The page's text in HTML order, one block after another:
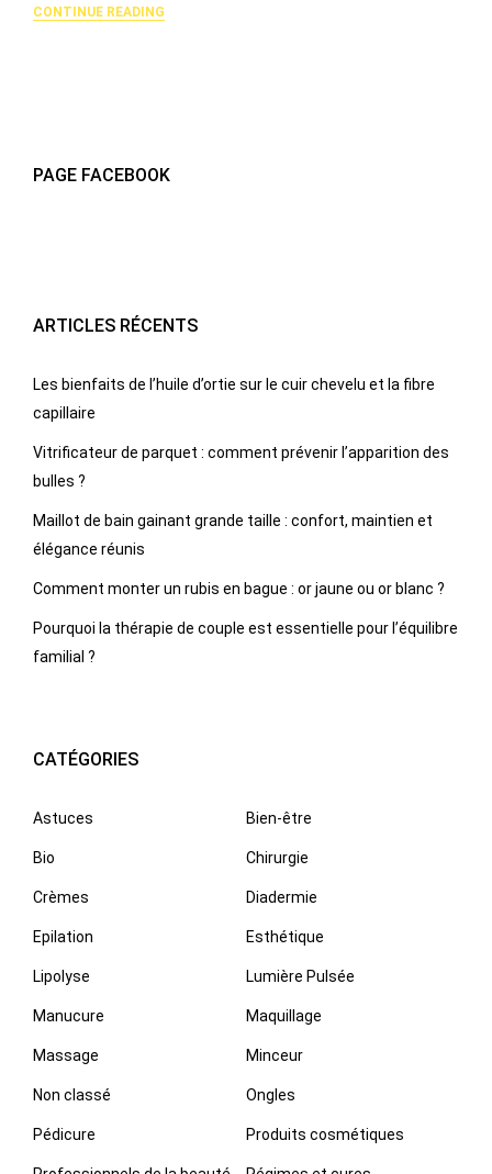
CONTINUE READING
PAGE FACEBOOK
ARTICLES RÉCENTS
Les bienfaits de l’huile d’ortie sur le cuir chevelu et la fibre
capillaire
Vitrificateur de parquet : comment prévenir l’apparition des
bulles ?
Maillot de bain gainant grande taille : confort, maintien et
élégance réunis
Comment monter un rubis en bague : or jaune ou or blanc ?
Pourquoi la thérapie de couple est essentielle pour l’équilibre
familial ?
CATÉGORIES
Astuces Bien-être
Bio Chirurgie
Crèmes Diadermie
Epilation Esthétique
Lipolyse Lumière Pulsée
Manucure Maquillage
Massage Minceur
Non classé Ongles
Pédicure Produits cosmétiques